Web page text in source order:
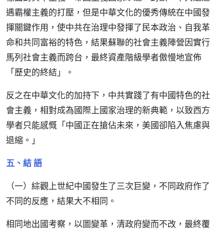
遇霸權主義的打壓，但是中華文化的優秀傳統在中國發
揮關鍵作用，使中共在治理中發揮了民本政治、自我革
命和共同富裕的特色，結果蘇聯的社會主義陣營因實行
馬列社會主義而跨台，最終資產階級學者傲慢地宣佈
「歷史的終結」。
反之在中華文化的加持下，中共實踐了有中國特色的社
會主義，相對成為國際上國家治理的新典範，以致西方
學者只能感慨「中國正在搶佔未來，美國卻陷入焦慮與
退縮。」
五、結 語
（一）綜觀上世紀中國發生了三次巨變，不同政府作了
不同的反應，結果大不相同。
相同地出國考察，以圖變革，清政府變而不改，最終覆